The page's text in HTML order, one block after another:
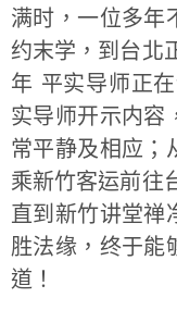
满时，一位多年
约末学，到台北
年 平实导师正
实导师开示内容
常平静及相应；
乘新竹客运前往
直到新竹讲堂禅
胜法缘，终于能
道！